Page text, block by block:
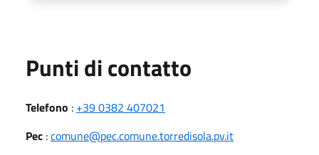
Punti di contatto
Telefono : +39 0382 407021
Pec :comune@pec.comune.torredisola.pv.it